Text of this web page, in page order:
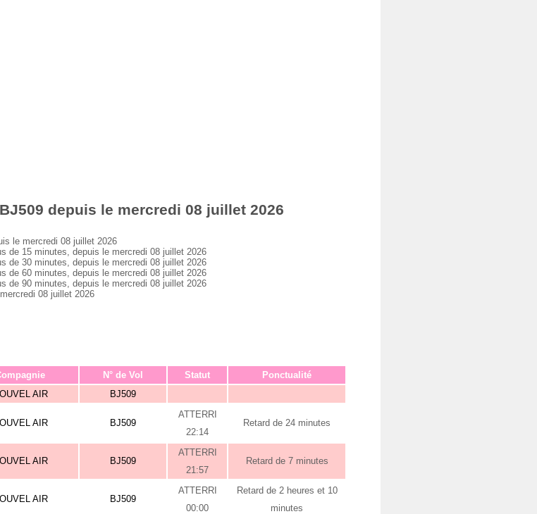
depuis le mercredi 08 juillet 2026
le mercredi 08 juillet 2026
de 15 minutes, depuis le mercredi 08 juillet 2026
de 30 minutes, depuis le mercredi 08 juillet 2026
de 60 minutes, depuis le mercredi 08 juillet 2026
de 90 minutes, depuis le mercredi 08 juillet 2026
08 juillet 2026
N° de Vol Statut
Ponctualité
AIR BJ509
AIR BJ509
ATTERRI
22:14
Retard de 24 minutes
AIR BJ509
ATTERRI
21:57
Retard de 7 minutes
AIR BJ509
ATTERRI
00:00
Retard de 2 heures et 10
minutes